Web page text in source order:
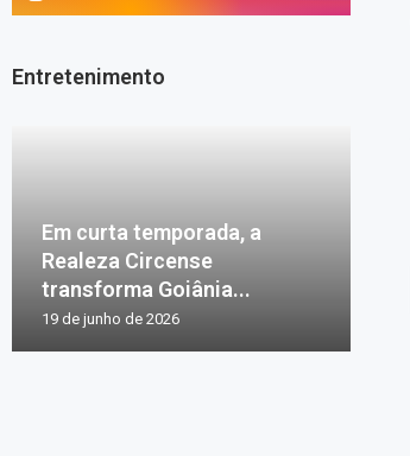
Entretenimento
Em curta temporada, a
Realeza Circense
transforma Goiânia...
19 de junho de 2026